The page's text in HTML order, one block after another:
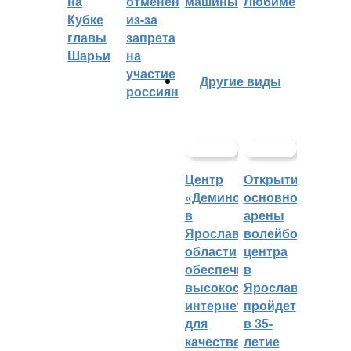
Кубке
главы
Шарьи
из-за
запрета
на
участие
россиян
Другие виды
Центр
«Демино»
в
Ярославской
области
обеспечивают
высокоскоростным
интернетом
для
качественных
Открытие
основной
арены
волейбольного
центра
в
Ярославле
пройдет
в 35-
летие